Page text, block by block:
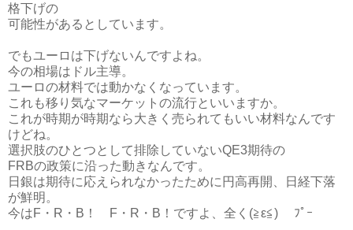
格下げの
可能性があるとしています。
でもユーロは下げないんですよね。
今の相場はドル主導。
ユーロの材料では動かなくなっています。
これも移り気なマーケットの流行といいますか。
これが時期が時期なら大きく売られてもいい材料なんです
けどね。
選択肢のひとつとして排除していないQE3期待の
FRBの政策に沿った動きなんです。
日銀は期待に応えられなかったために円高再開、日経下落
が鮮明。
今はF・R・B！ F・R・B！ですよ、全く(≧ε≦)ゝ ﾌﾟｰ